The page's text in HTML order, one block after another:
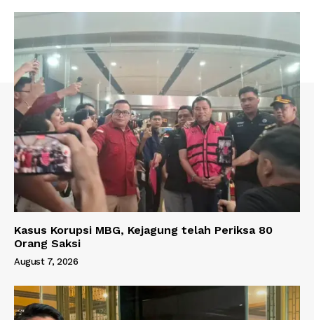
Kasus Korupsi MBG, Kejagung telah Periksa 80
Orang Saksi
August 7, 2026